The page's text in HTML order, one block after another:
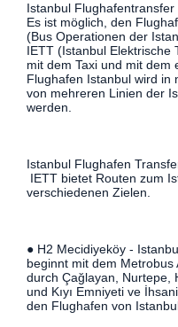
Istanbul Flughafentransfer
Es ist möglich, den
(Bus Operationen der
IETT (Istanbul Elektrische
mit dem Taxi und mit dem
Flughafen Istanbul wird in
von mehreren Linien der
werden.
Istanbul Flughafen
IETT bietet Routen zum
verschiedenen Zielen.
● H2 Mecidiyeköy -
beginnt mit dem
durch Çağlayan, Nurtepe,
und Kıyı Emniyeti ve
den Flughafen von